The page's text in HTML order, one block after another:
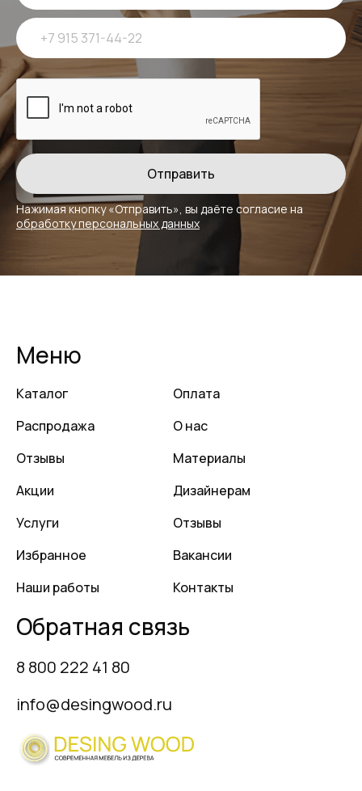
Нажимая кнопку «Отправить», вы даёте согласие на
обработку персональных данных
Меню
Каталог
Распродажа
Отзывы
Акции
Услуги
Избранное
Наши работы
Оплата
О нас
Материалы
Дизайнерам
Отзывы
Вакансии
Контакты
Обратная связь
8 800 222 41 80
info@desingwood.ru